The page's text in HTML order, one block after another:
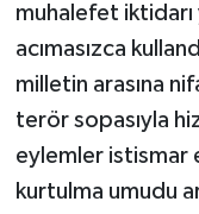
muhalefet iktidarı
acımasızca
milletin arasına
terör sopasıyla
eylemler istismar
kurtulma umudu